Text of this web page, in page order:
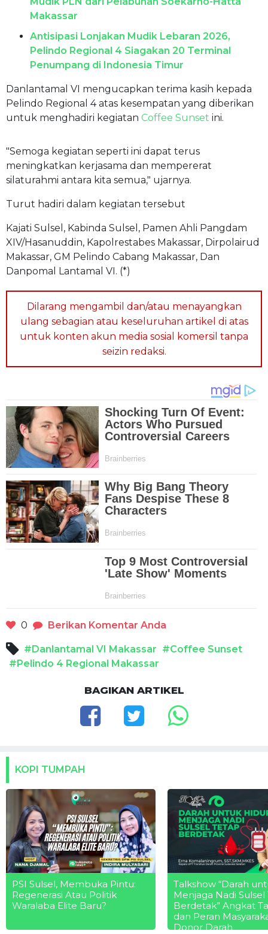
Makassar
Antisipasi Lonjakan Mudik Lebaran 2026,
Pelindo Regional 4 Siagakan 20 Terminal
Penumpang di Indonesia Timur
Danlantamal VI mengucapkan terima kasih kepada
Pelindo Regional 4 atas kesempatan yang diberikan
untuk menghadiri kegiatan Coffee Sunset ini.
"Semoga kegiatan seperti ini dapat terus
meningkatkan kerjasama dan mempererat
silaturahmi antara kita semua," ujarnya.
Turut hadiri dalam kegiatan tersebut
Kajati Sulsel, Kabinda Sulsel, Pamen Ahli Pangdam
XIV/Hasanuddin, Kapolrestabes Makassar, Dirpolairud
Makassar, GM Pelindo Cabang Makassar, Dan
Danpomal Lantamal VI. (*)
Dilarang mengambil dan/atau menayangkan
ulang sebagian atau keseluruhan artikel di atas
untuk konten akun media sosial komersil tanpa
seizin redaksi.
0 Berikan Komentar Anda
#Danlantamal VI Makassar #Coffee Sunset
#Pelindo 4 Regional Makassar
BAGIKAN ARTIKEL
KOPI TUMPAH
PSI Sulsel, Membuka Pintu:
Regenerasi Atau Politik
Waralaba Elite Baru?
Talkshow “Darah
Menjaga Nadi Sulsel
Berdetak” Angkat
dan Peran
Donor Darah